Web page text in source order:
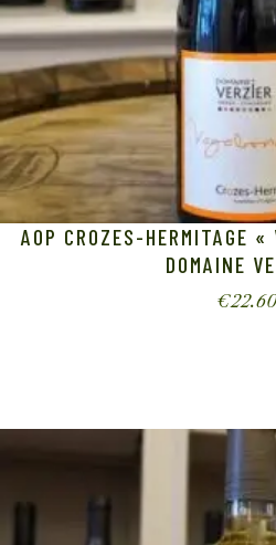
AOP CROZES-HERMITAGE
DOMAINE
€